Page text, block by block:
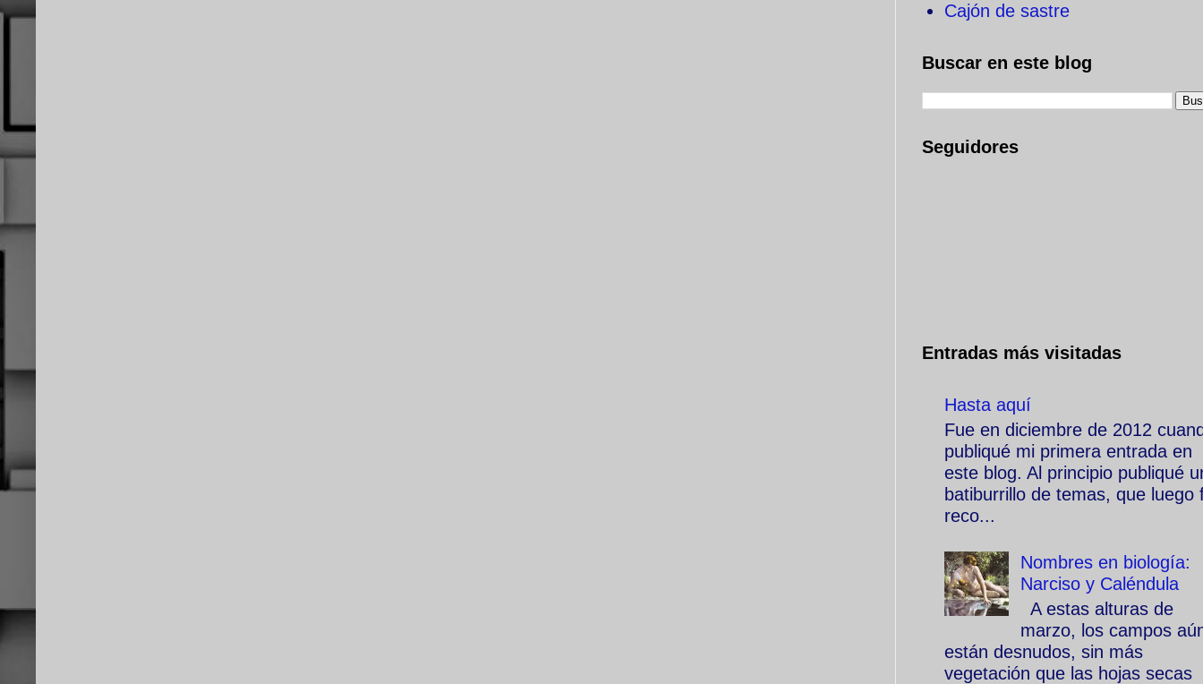
Cajón de sastre
Buscar en este blog
Seguidores
Entradas más visitadas
Hasta aquí
Fue en diciembre de 2012
publiqué mi primera entrada en
este blog. Al principio publiqué
batiburrillo de temas, que luego
reco...
Nombres en biología:
Narciso y Caléndula
A estas alturas de
marzo, los campos
están desnudos, sin más
vegetación que las hojas secas